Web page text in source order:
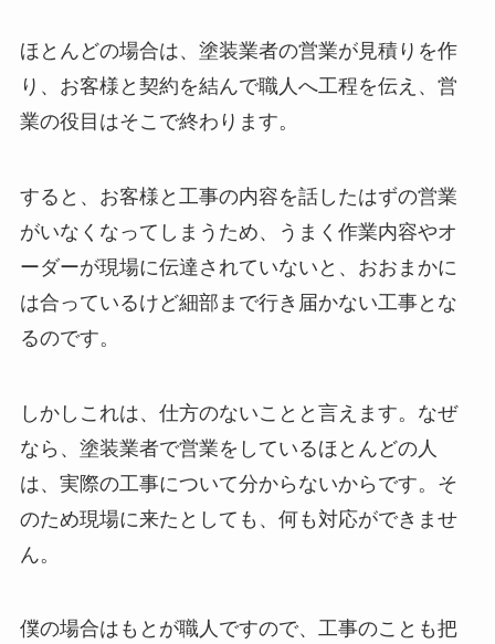
ほとんどの場合は、塗装業者の営業が見積りを作
り、お客様と契約を結んで職人へ工程を伝え、営
業の役目はそこで終わります。
すると、お客様と工事の内容を話したはずの営業
がいなくなってしまうため、うまく作業内容やオ
ーダーが現場に伝達されていないと、おおまかに
は合っているけど細部まで行き届かない工事とな
るのです。
しかしこれは、仕方のないことと言えます。なぜ
なら、塗装業者で営業をしているほとんどの人
は、実際の工事について分からないからです。そ
のため現場に来たとしても、何も対応ができませ
ん。
僕の場合はもとが職人ですので、工事のことも把